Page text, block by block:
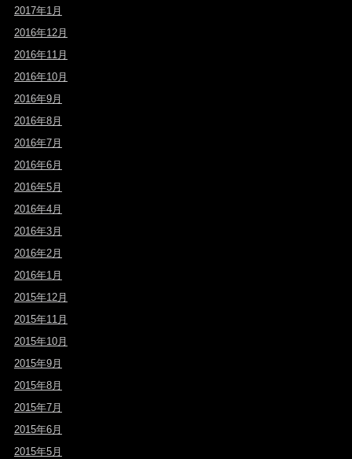
2017年1月
2016年12月
2016年11月
2016年10月
2016年9月
2016年8月
2016年7月
2016年6月
2016年5月
2016年4月
2016年3月
2016年2月
2016年1月
2015年12月
2015年11月
2015年10月
2015年9月
2015年8月
2015年7月
2015年6月
2015年5月